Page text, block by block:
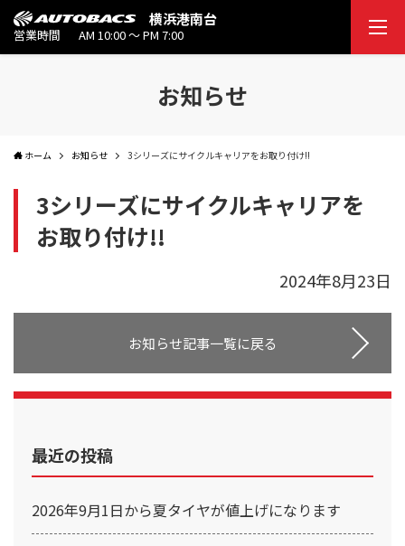
横浜港南台
営業時間 AM 10:00 ～ PM 7:00
お知らせ
ホーム お知らせ 3シリーズにサイクルキャリアをお取り付け!!
3シリーズにサイクルキャリアを
お取り付け!!
2024年8月23日
お知らせ記事一覧に戻る
最近の投稿
2026年9月1日から夏タイヤが値上げになります